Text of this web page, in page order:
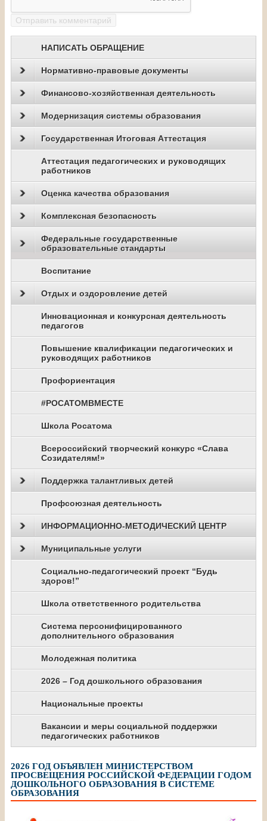
НАПИСАТЬ ОБРАЩЕНИЕ
Нормативно-правовые документы
Финансово-хозяйственная деятельность
Модернизация системы образования
Государственная Итоговая Аттестация
Аттестация педагогических и руководящих
работников
Оценка качества образования
Комплексная безопасность
Федеральные государственные
образовательные стандарты
Воспитание
Отдых и оздоровление детей
Инновационная и конкурсная деятельность
педагогов
Повышение квалификации педагогических и
руководящих работников
Профориентация
#РОСАТОМВМЕСТЕ
Школа Росатома
Всероссийский творческий конкурс «Слава
Созидателям!»
Поддержка талантливых детей
Профсоюзная деятельность
ИНФОРМАЦИОННО-МЕТОДИЧЕСКИЙ ЦЕНТР
Муниципальные услуги
Социально-педагогический проект “Будь
здоров!”
Школа ответственного родительства
Система персонифицированного
дополнительного образования
Молодежная политика
2026 – Год дошкольного образования
Национальные проекты
Вакансии и меры социальной поддержки
педагогических работников
2026 ГОД ОБЪЯВЛЕН МИНИСТЕРСТВОМ
ПРОСВЕЩЕНИЯ РОССИЙСКОЙ ФЕДЕРАЦИИ ГОДОМ
ДОШКОЛЬНОГО ОБРАЗОВАНИЯ В СИСТЕМЕ
ОБРАЗОВАНИЯ